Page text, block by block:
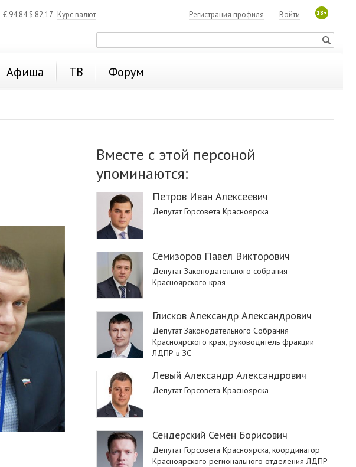
€ 94,84$ 82,17 Курс валют 18+
Войти
Регистрация профиля
Афиша ТВ Форум
Вместе с этой персоной
упоминаются:
Петров Иван Алексеевич
Депутат Горсовета Красноярска
Семизоров Павел Викторович
Депутат Законодательного собрания
Красноярского края
Глисков Александр Александрович
Депутат Законодательного Собрания
Красноярского края, руководитель фракции
ЛДПР в ЗС
Левый Александр Александрович
Депутат Горсовета Красноярска
Сендерский Семен Борисович
Депутат Горсовета Красноярска, координатор
Красноярского регионального отделения ЛДПР